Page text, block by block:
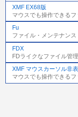
XMF EX68版
マウスでも操作できる
Fu
ファイル・メンテナン
FDX
FDライクなファイル管
XMF マウスカーソル非
マウスでも操作できる